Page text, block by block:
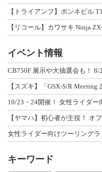
【リコール】カワサキ Ninja
イベント情報
CB750F 展示や大抽選会も！
【スズキ】「GSX-S/R
10/23・24開催！ 女性ライダ
【ヤマハ】初心者が主役！ オ
女性ライダー向けツーリングラ
キーワード